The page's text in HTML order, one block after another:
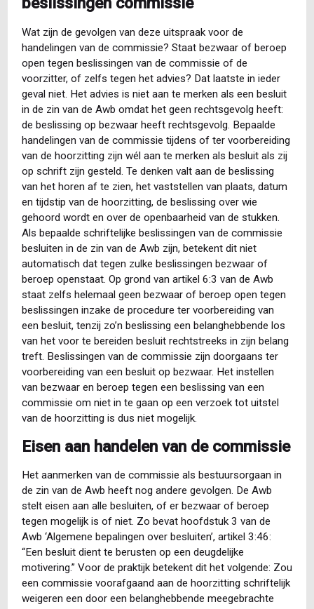
Wat zijn de gevolgen van deze uitspraak voor de
handelingen van de commissie? Staat bezwaar of beroep
open tegen beslissingen van de commissie of de
voorzitter, of zelfs tegen het advies? Dat laatste in ieder
geval niet. Het advies is niet aan te merken als een besluit
in de zin van de Awb omdat het geen rechtsgevolg heeft:
de beslissing op bezwaar heeft rechtsgevolg. Bepaalde
handelingen van de commissie tijdens of ter voorbereiding
van de hoorzitting zijn wél aan te merken als besluit als zij
op schrift zijn gesteld. Te denken valt aan de beslissing
van het horen af te zien, het vaststellen van plaats, datum
en tijdstip van de hoorzitting, de beslissing over wie
gehoord wordt en over de openbaarheid van de stukken.
Als bepaalde schriftelijke beslissingen van de commissie
besluiten in de zin van de Awb zijn, betekent dit niet
automatisch dat tegen zulke beslissingen bezwaar of
beroep openstaat. Op grond van artikel 6:3 van de Awb
staat zelfs helemaal geen bezwaar of beroep open tegen
beslissingen inzake de procedure ter voorbereiding van
een besluit, tenzij zo’n beslissing een belanghebbende los
van het voor te bereiden besluit rechtstreeks in zijn belang
treft. Beslissingen van de commissie zijn doorgaans ter
voorbereiding van een besluit op bezwaar. Het instellen
van bezwaar en beroep tegen een beslissing van een
commissie om niet in te gaan op een verzoek tot uitstel
van de hoorzitting is dus niet mogelijk.
Eisen aan handelen van de commissie
Het aanmerken van de commissie als bestuursorgaan in
de zin van de Awb heeft nog andere gevolgen. De Awb
stelt eisen aan alle besluiten, of er bezwaar of beroep
tegen mogelijk is of niet. Zo bevat hoofdstuk 3 van de
Awb ‘Algemene bepalingen over besluiten’, artikel 3:46:
“Een besluit dient te berusten op een deugdelijke
motivering.” Voor de praktijk betekent dit het volgende: Zou
een commissie voorafgaand aan de hoorzitting schriftelijk
weigeren een door een belanghebbende meegebrachte